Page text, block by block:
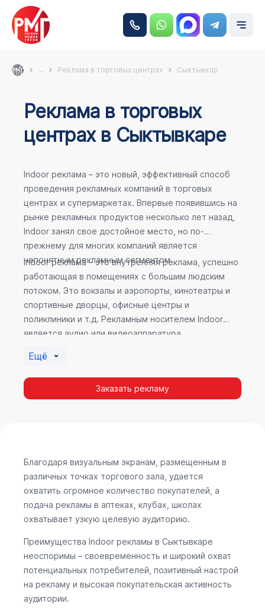
... Реклама в торговых центрах Сыктывкар
Реклама в торговых
центрах в Сыктывкаре
Indoor реклама – это новый, эффективный способ
проведения рекламных компаний в торговых
центрах и супермаркетах. Впервые появившись на
рынке рекламных продуктов несколько лет назад,
Indoor занял свое достойное место, но по-
прежнему для многих компаний является
непонятным рекламным сегментом.
Indoor реклама – это внутренняя реклама, успешно
работающая в помещениях с большим людским
потоком. Это вокзалы и аэропорты, кинотеатры и
спортивные дворцы, офисные центры и
поликлиники и т.д. Рекламным носителем Indoor
является аудио или видеоаппаратура,
эффективность приносит такой вид рекламы в
местах продаж, поскольку воздействие на
покупателя в момент выбора товара наиболее
Indoor рекламы.
Ещё
Заказать рекламу
Благодаря визуальным экранам, размещенным в
различных точках торгового зала, удается
охватить огромное количество покупателей, а
подача рекламы в аптеках, клубах, школах
охватывает узкую целевую аудиторию.
Преимущества Indoor рекламы в Сыктывкаре
неоспоримы – своевременность и широкий охват
потенциальных потребителей, позитивный настрой
на рекламу и высокая покупательская активность
аудитории.